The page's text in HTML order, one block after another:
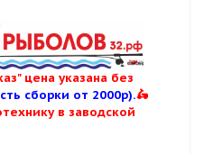
цена указана без
сборки от 2000р).🛵
в заводской